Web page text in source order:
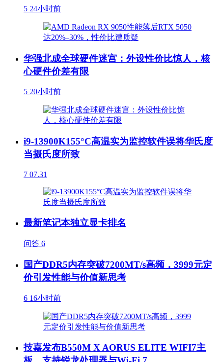
5 24小时前
华强北成全球硬件迷宫：外设性价比惊人，核
心硬件价差有限
5 20小时前
i9-13900K155°C高温实为监控软件误将华氏度
当摄氏度所致
7 07.31
最新笔记本独立显卡排名
问答 6
国产DDR5内存突破7200MT/s高频，3999元定
价引发性能与价值新思考
6 16小时前
技嘉发布B550M X AORUS ELITE WIFI7主